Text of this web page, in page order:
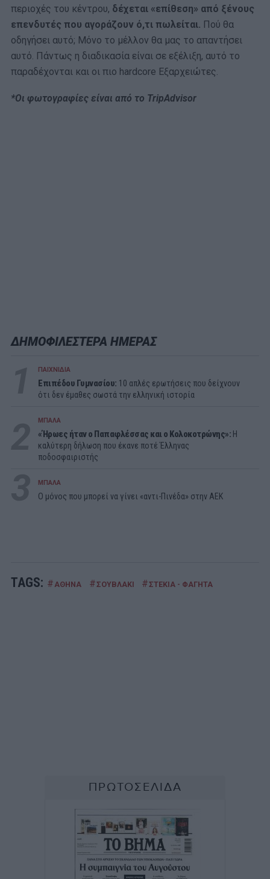
περιοχές του κέντρου, δέχεται «επίθεση» από ξένους
επενδυτές που αγοράζουν ό,τι πωλείται. Πού θα
οδηγήσει αυτό; Μόνο το μέλλον θα μας το απαντήσει
αυτό. Πάντως η διαδικασία είναι σε εξέλιξη, αυτό το
παραδέχονται και οι πιο hardcore Εξαρχειώτες.
*Οι φωτογραφίες είναι από το TripAdvisor
ΔΗΜΟΦΙΛΕΣΤΕΡΑ ΗΜΕΡΑΣ
ΠΑΙΧΝΙΔΙΑ
Επιπέδου Γυμνασίου: 10 απλές ερωτήσεις που δείχνουν
ότι δεν έμαθες σωστά την ελληνική ιστορία
ΜΠΑΛΑ
«Ήρωες ήταν ο Παπαφλέσσας και ο Κολοκοτρώνης»: Η
καλύτερη δήλωση που έκανε ποτέ Έλληνας
ποδοσφαιριστής
ΜΠΑΛΑ
Ο μόνος που μπορεί να γίνει «αντι-Πινέδα» στην ΑΕΚ
TAGS: # ΑΘΗΝΑ #ΣΟΥΒΛΑΚΙ #ΣΤΕΚΙΑ - ΦΑΓΗΤΑ